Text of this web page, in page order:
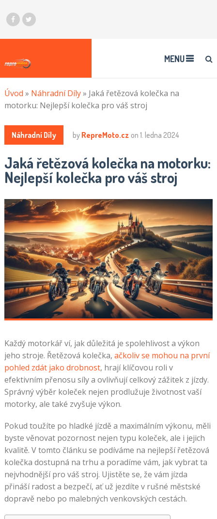
MENU
Úvod » Náhradní Díly» Jaká řetězová kolečka na
motorku: Nejlepší kolečka pro váš stroj
Náhradní Díly by RepreMoto.cz on 1. ledna 2024
Jaká řetězová kolečka na motorku:
Nejlepší kolečka pro váš stroj
Každý motorkář ví, jak důležitá je spolehlivost a výkon
jeho stroje. Řetězová kolečka, ačkoliv se mohou na první
pohled zdát jako drobnost, hrají klíčovou roli v
efektivním přenosu síly a ovlivňují celkový zážitek z jízdy.
Správný výběr koleček nejen prodlužuje životnost vaší
motorky, ale také zvyšuje výkon.
Pokud toužíte po hladké jízdě a maximálním výkonu, měli
byste věnovat pozornost nejen typu koleček, ale i jejich
kvalitě. V tomto článku se podíváme na nejlepší řetězová
kolečka dostupná na trhu a poradíme vám, jak vybrat ta
nejvhodnější pro váš stroj. Ujistěte se, že vám jízda
přináší radost a bezpečí, ať už jezdíte v rušné městské
dopravě nebo po malebných venkovských cestách.